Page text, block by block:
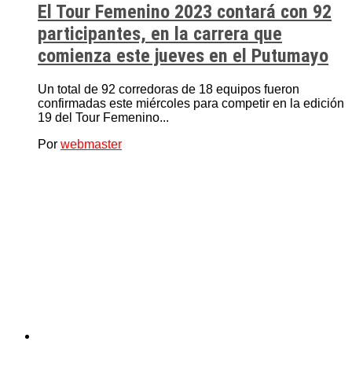
El Tour Femenino 2023 contará con 92
participantes, en la carrera que
comienza este jueves en el Putumayo
Un total de 92 corredoras de 18 equipos fueron
confirmadas este miércoles para competir en la edición
19 del Tour Femenino...
Por webmaster